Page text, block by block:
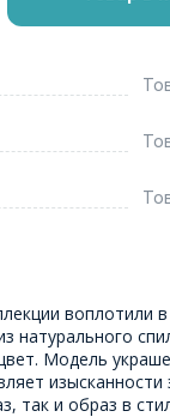
воплотили в
натурального
Модель
так и образ в